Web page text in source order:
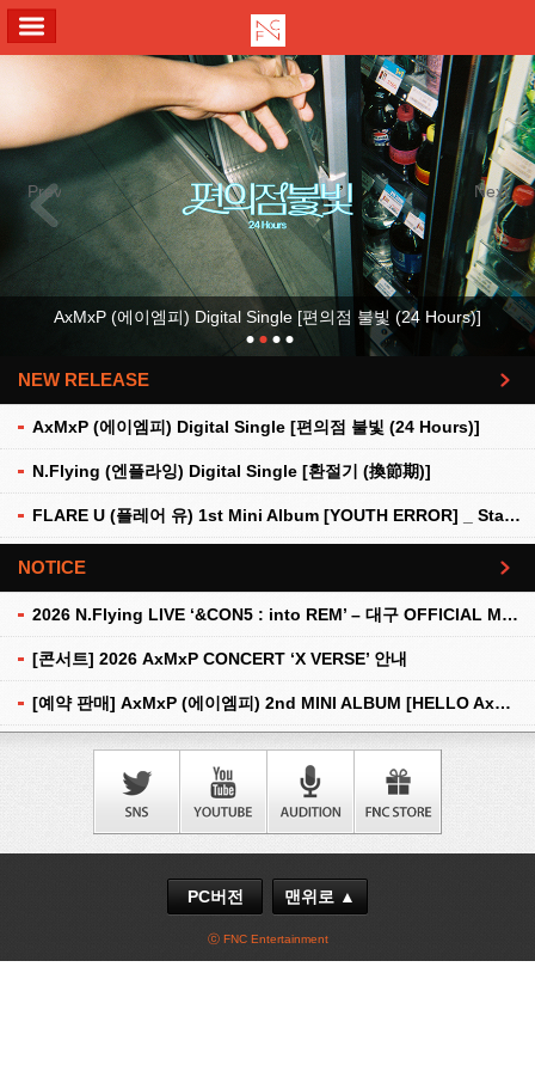
Previous Next
AxMxP (에이엠피) Digital Single [편의점 불빛 (24 Hours)]
NEW RELEASE
AxMxP (에이엠피) Digital Single [편의점 불빛 (24 Hours)]
N.Flying (엔플라잉) Digital Single [환절기 (換節期)]
FLARE U (플레어 유) 1st Mini Album [YOUTH ERROR] _ Stationery Kit Ver.
더보기
NOTICE
2026 N.Flying LIVE ‘&CON5 : into REM’ – 대구 OFFICIAL MD 현장 판매 안내
[콘서트] 2026 AxMxP CONCERT ‘X VERSE’ 안내
[예약 판매] AxMxP (에이엠피) 2nd MINI ALBUM [HELLO AxMxP] 예약 판매 안내
더보기
PC버전 맨위로 ▲
ⓒ FNC Entertainment